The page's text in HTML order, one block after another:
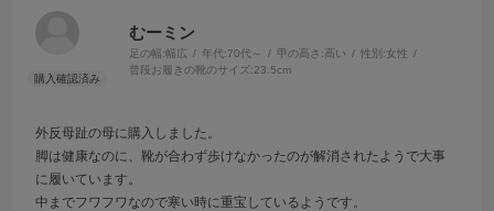
むーミン
足の幅:幅広 年代:70代～ 甲の高さ:高い 性別:女性
普段お履きの靴のサイズ:23.5cm
外反母趾の母に購入しました。
脚は健康なのに、靴が合わず歩けなかったのが解消されたようで大事
に履いています。
中までフワフワなので寒い時に重宝しているようです。